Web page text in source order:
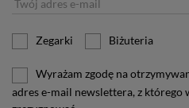
Zegarki Biżuteria
Wyrażam zgodę na
adres e-mail newslettera, z którego